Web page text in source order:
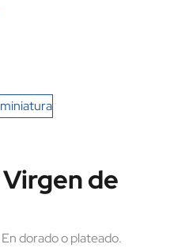
de
dorado o plateado.